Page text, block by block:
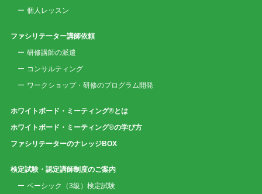
個人レッスン
ファシリテーター講師依頼
研修講師の派遣
コンサルティング
ワークショップ・研修のプログラム開発
ホワイトボード・ミーティング®とは
ホワイトボード・ミーティング®の学び方
ファシリテーターのナレッジBOX
検定試験・認定講師制度のご案内
ベーシック（3級）検定試験